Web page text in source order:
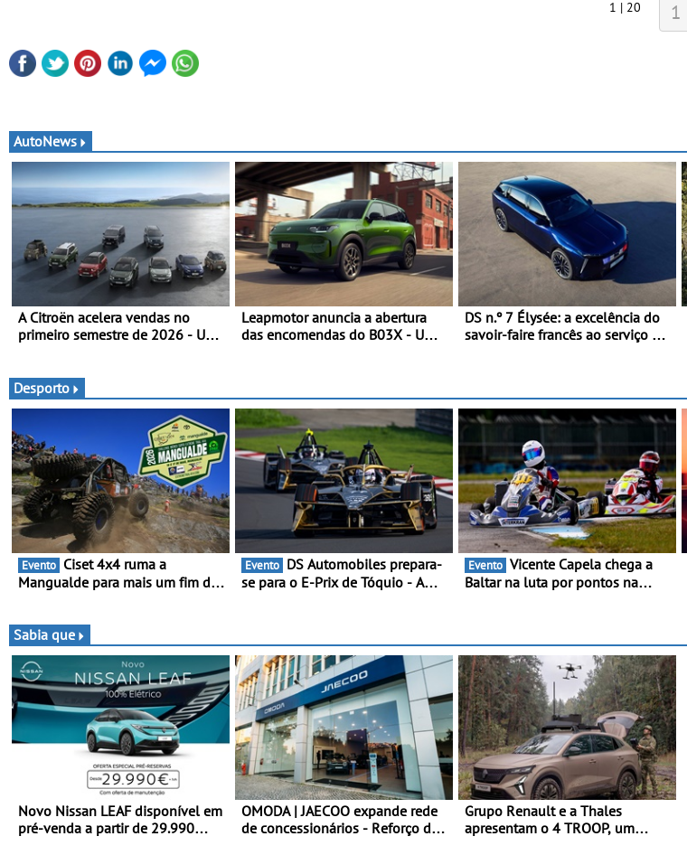
1 | 20
1
AutoNews
A Citroën acelera vendas no
primeiro semestre de 2026 - Uma
Leapmotor anuncia a abertura
das encomendas do B03X - Uma
DS n.º 7 Élysée: a excelência do
savoir-faire francês ao serviço do
Desporto
Evento
Mangualde para mais um fim de
montanha
Evento
se para o E-Prix de Tóquio - A
Evento
Baltar na luta por pontos na
de regressar ao pódio
Sabia que
Novo Nissan LEAF disponível em
pré-venda a partir de 29.990
OMODA | JAECOO expande rede
de concessionários - Reforço da
Grupo Renault e a Thales
apresentam o 4 TROOP, um